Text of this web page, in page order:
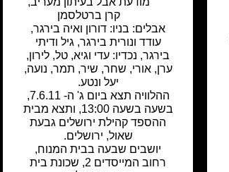
קרן ברטלסמן
אבלים: בניו: דורון ואיה בירגר,
עודד ונורית בירגר, גיל ודיתי
בירגר, נכדיו: עדי וגיא, טל, לירון,
ערן, אורי, שחר, שיר, תמר, נועה,
יעל ונטע.
ההלוויה תצא ביום ג' ה- 7.6.11,
בשעה בשעה 13:00, ותצא מבית
ההספד קהילת ירושלים גבעת
שאול, ירושלים.
יושבים שבעה בבית המנוח,
רחוב המייסדים 2, שכונת בית